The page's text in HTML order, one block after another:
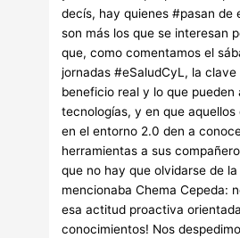
decís, hay quienes #pasan de
son más los que se interesan
que, como comentamos el
jornadas #eSaludCyL, la
beneficio real y lo que
tecnologías, y en que
en el entorno 2.0 den a
herramientas a sus
que no hay que olvidarse de
mencionaba Chema Cepeda:
esa actitud proactiva
conocimientos! Nos